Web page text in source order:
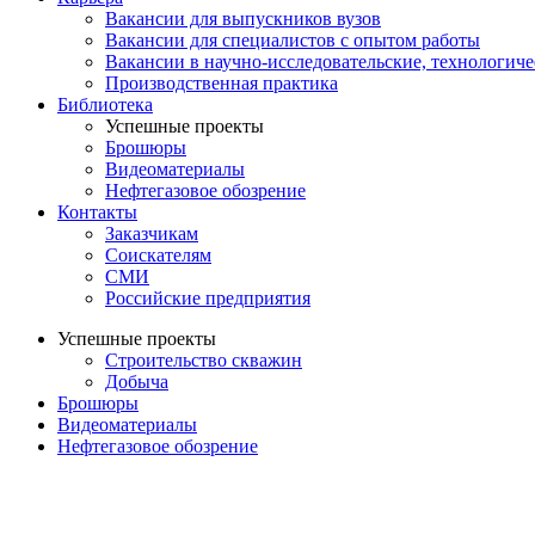
Вакансии для выпускников вузов
Вакансии для специалистов с опытом работы
Вакансии в научно-исследовательские,
Производственная практика
Библиотека
Успешные проекты
Брошюры
Видеоматериалы
Нефтегазовое обозрение
Контакты
Заказчикам
Соискателям
СМИ
Российские предприятия
Успешные проекты
Строительство скважин
Добыча
Брошюры
Видеоматериалы
Нефтегазовое обозрение